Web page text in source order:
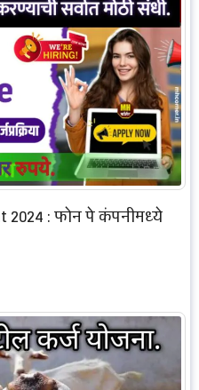
: फोन पे कंपनीमध्ये